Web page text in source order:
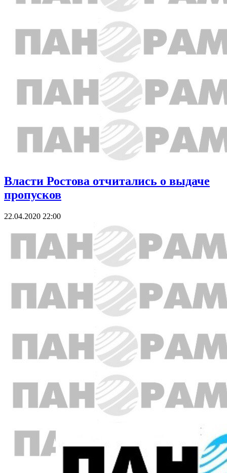
Власти Ростова отчитались о выдаче
пропусков
22.04.2020 22:00